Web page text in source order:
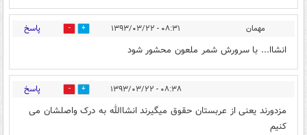
مهمان ۰۸:۳۱ - ۱۳۹۳/۰۳/۲۲ 0 پاسخ
انشاا... با سرورش شمر ملعون محشور شود
۰۸:۳۸ - ۱۳۹۳/۰۳/۲۲ 0 پاسخ
مزدورند یعنی از عربستان حقوق میگیرند انشاالله به درک واصلشان می
کنیم